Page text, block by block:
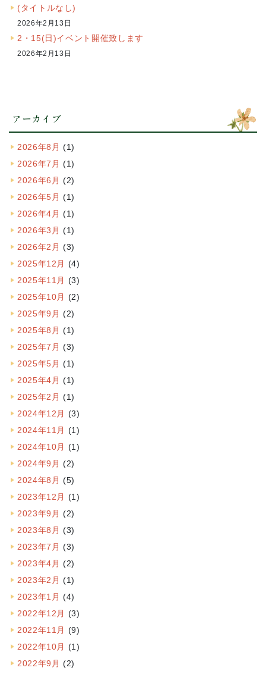
(タイトルなし)
2026年2月13日
2・15(日)イベント開催致します
2026年2月13日
アーカイブ
2026年8月 (1)
2026年7月 (1)
2026年6月 (2)
2026年5月 (1)
2026年4月 (1)
2026年3月 (1)
2026年2月 (3)
2025年12月 (4)
2025年11月 (3)
2025年10月 (2)
2025年9月 (2)
2025年8月 (1)
2025年7月 (3)
2025年5月 (1)
2025年4月 (1)
2025年2月 (1)
2024年12月 (3)
2024年11月 (1)
2024年10月 (1)
2024年9月 (2)
2024年8月 (5)
2023年12月 (1)
2023年9月 (2)
2023年8月 (3)
2023年7月 (3)
2023年4月 (2)
2023年2月 (1)
2023年1月 (4)
2022年12月 (3)
2022年11月 (9)
2022年10月 (1)
2022年9月 (2)